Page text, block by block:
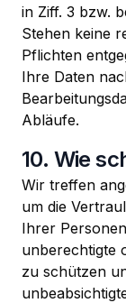
in Ziff. 3 bzw.
Stehen keine
Pflichten
Ihre Daten
Abläufe.
10. Wie
Wir treffen
um die
Ihrer
unberechtigte
zu schützen